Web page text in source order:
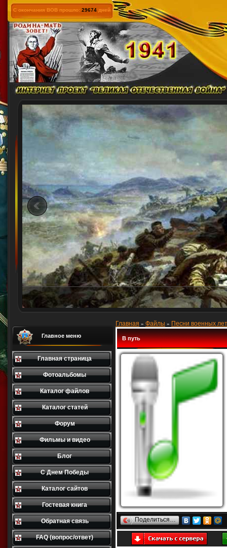
С окончания ВОВ прошло: 29674 дней
Главное меню
Главная страница
Фотоальбомы
Каталог файлов
Каталог статей
Форум
Фильмы и видео
Блог
С Днем Победы
Каталог сайтов
Гостевая книга
Обратная связь
FAQ (вопрос/ответ)
Главная » Файлы » Песни военных
В путь
Поделиться…